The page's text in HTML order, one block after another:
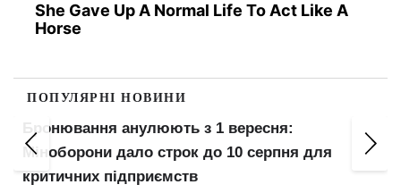
She Gave Up A Normal Life To Act Like A
Horse
ПОПУЛЯРНІ НОВИНИ
Бронювання анулюють з 1 вересня:
Міноборони дало строк до 10 серпня для
критичних підприємств